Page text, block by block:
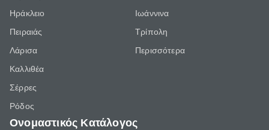
Ηράκλειο
Πειραιάς
Λάρισα
Καλλιθέα
Σέρρες
Ρόδος
Ιωάννινα
Τρίπολη
Περισσότερα
Ονομαστικός Κατάλογος